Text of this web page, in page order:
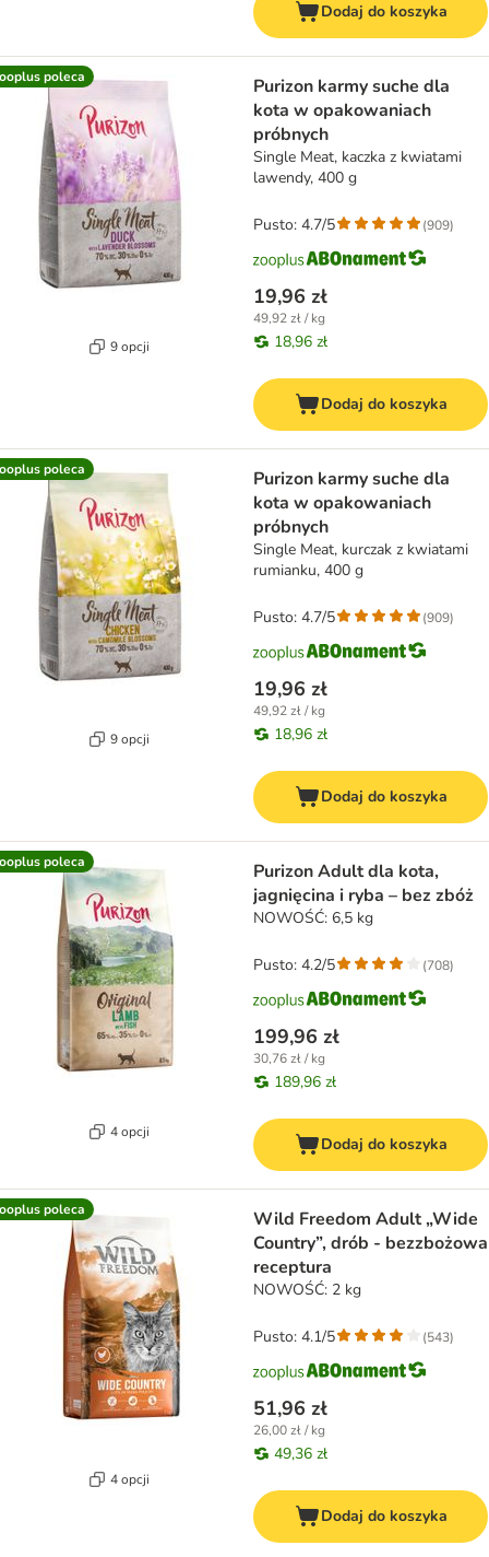
Dodaj do koszyka
poleca
9 opcji
Purizon karmy suche dla
kota w opakowaniach
próbnych
Single Meat, kaczka z kwiatami
lawendy, 400 g
19,96 zł
49,92 zł / kg
18,96 zł
Pusto: 4.7/5 (909)
Dodaj do koszyka
poleca
9 opcji
Purizon karmy suche dla
kota w opakowaniach
próbnych
Single Meat, kurczak z kwiatami
rumianku, 400 g
19,96 zł
49,92 zł / kg
18,96 zł
Pusto: 4.7/5 (909)
Dodaj do koszyka
poleca
4 opcji
Purizon Adult dla kota,
jagnięcina i ryba – bez zbóż
NOWOŚĆ: 6,5 kg
199,96 zł
30,76 zł / kg
189,96 zł
Pusto: 4.2/5 (708)
Dodaj do koszyka
poleca
4 opcji
Wild Freedom Adult „Wide
Country”, drób - bezzbożowa
receptura
NOWOŚĆ: 2 kg
51,96 zł
26,00 zł / kg
49,36 zł
Pusto: 4.1/5 (543)
Dodaj do koszyka